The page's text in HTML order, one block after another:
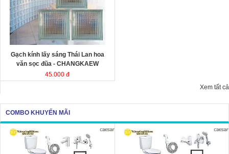
Kích thước
Đóng gói
Gạch kính lấy sáng Thái Lan hoa
văn sọc đũa - CHANGKAEW
45.000 đ
Xem tất cả
COMBO KHUYẾN MÃI